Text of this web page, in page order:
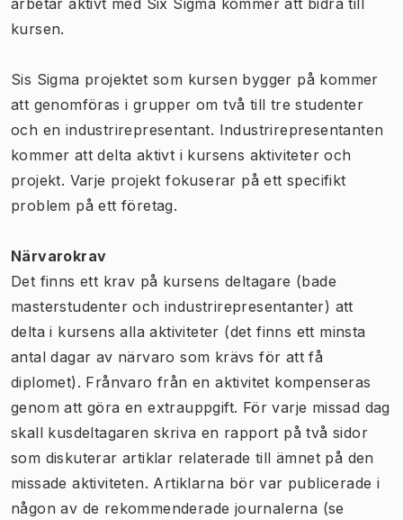
kursen.
Sis Sigma projektet som kursen bygger på kommer
att genomföras i grupper om två till tre studenter
och en industrirepresentant. Industrirepresentanten
kommer att delta aktivt i kursens aktiviteter och
projekt. Varje projekt fokuserar på ett specifikt
problem på ett företag.
Närvarokrav
Det finns ett krav på kursens deltagare (bade
masterstudenter och industrirepresentanter) att
delta i kursens alla aktiviteter (det finns ett minsta
antal dagar av närvaro som krävs för att få
diplomet). Frånvaro från en aktivitet kompenseras
genom att göra en extrauppgift. För varje missad dag
skall kusdeltagaren skriva en rapport på två sidor
som diskuterar artiklar relaterade till ämnet på den
missade aktiviteten. Artiklarna bör var publicerade i
någon av de rekommenderade journalerna (se